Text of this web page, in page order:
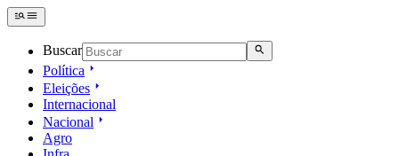
Buscar
Política
Eleições
Internacional
Nacional
Agro